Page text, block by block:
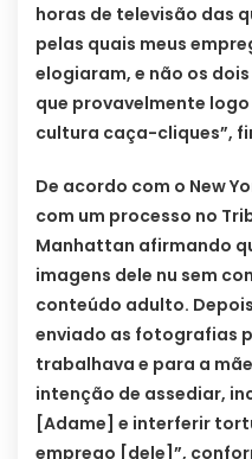
horas de televisão das
pelas quais meus
elogiaram, e não os
que provavelmente
cultura caça-cliques”,
De acordo com o New
com um processo no
Manhattan afirmando
imagens dele nu sem
conteúdo adulto.
enviado as fotografias
trabalhava e para a
intenção de assediar,
[Adame] e interferir
emprego [dele]”,